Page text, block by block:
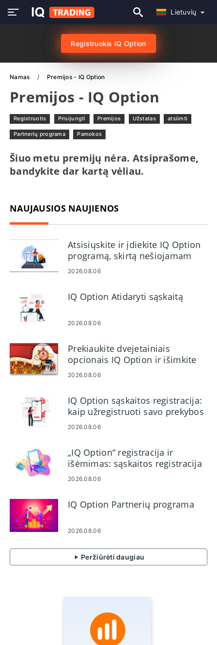
Lietuvių
Registruokis IQ Option
Namas Premijos - IQ Option
Premijos - IQ Option
Registruotis Prisijungti Premijos Užstatas atsiimti
Partnerių programa Pamokos
Šiuo metu premijų nėra. Atsiprašome,
bandykite dar kartą vėliau.
NAUJAUSIOS NAUJIENOS
Atsisiųskite ir įdiekite IQ Option
programą, skirtą nešiojamam
kompiuteriui / asmeniniam
2026.08.06
IQ Option Atidaryti sąskaitą
2026.08.06
Prekiaukite dvejetainiais
opcionais IQ Option ir išimkite
pinigus
2026.08.06
IQ Option sąskaitos registracija:
kaip užregistruoti savo prekybos
sąskaitą
2026.08.06
„IQ Option“ registracija ir
išėmimas: sąskaitos registracija
ir pinigų išėmimas
2026.08.06
IQ Option Partnerių programa
2026.08.06
Peržiūrėti daugiau